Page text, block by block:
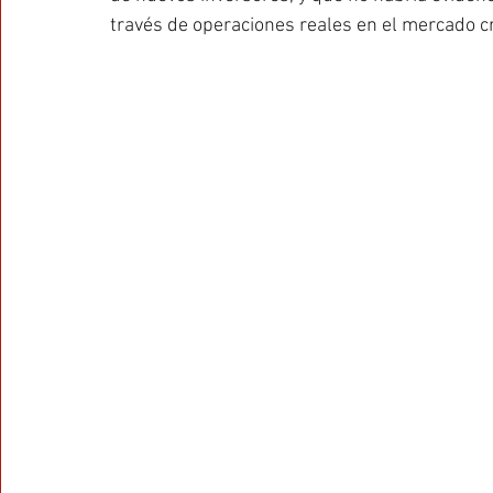
través de operaciones reales en el mercado